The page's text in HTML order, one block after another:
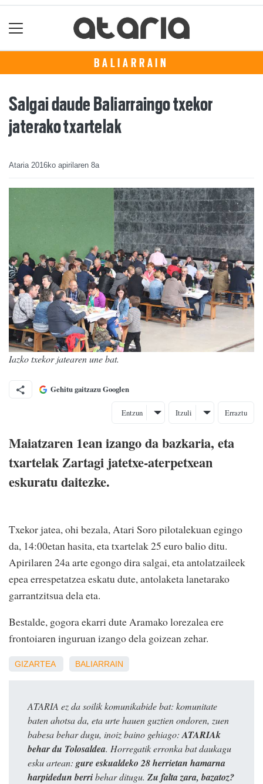
BALIARRAIN
Salgai daude Baliarraingo txekor
jaterako txartelak
Ataria 2016ko apirilaren 8a
Iazko txekor jatearen une bat.
Gehitu gaitzazu Googlen
Entzun Itzuli Erraztu
Maiatzaren 1ean izango da bazkaria, eta
txartelak Zartagi jatetxe-aterpetxean
eskuratu daitezke.
Txekor jatea, ohi bezala, Atari Soro pilotalekuan egingo
da, 14:00etan hasita, eta txartelak 25 euro balio ditu.
Apirilaren 24a arte egongo dira salgai, eta antolatzaileek
epea errespetatzea eskatu dute, antolaketa lanetarako
garrantzitsua dela eta.
Bestalde, gogora ekarri dute Aramako lorezalea ere
frontoiaren inguruan izango dela goizean zehar.
GIZARTEA BALIARRAIN
ATARIA ez da soilik komunikabide bat: komunitate
baten ahotsa da, eta urte hauen guztien ondoren, zuen
babesa behar dugu, inoiz baino gehiago: ATARIAk
behar du Tolosaldea. Horregatik erronka bat daukagu
esku artean: gure eskualdeko 28 herrietan hamarna
harpidedun berribehar ditugu. Zu falta zara, bazatoz?